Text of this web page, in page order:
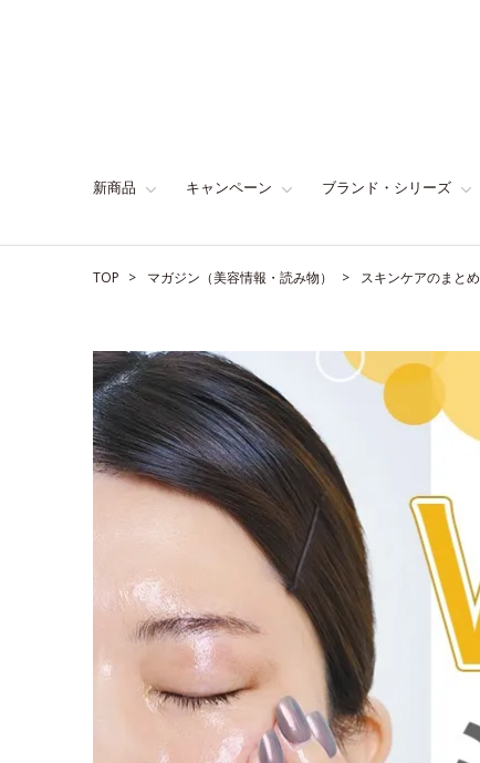
新商品 キャンペーン ブランド・シリーズ
TOP マガジン（美容情報・読み物） スキンケアのまとめ